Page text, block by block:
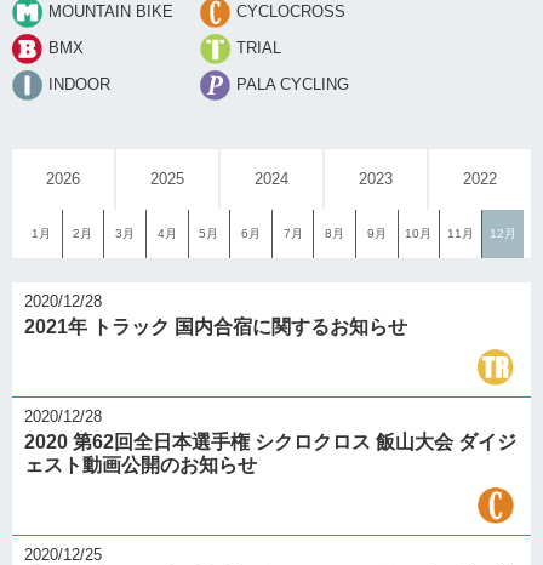
MOUNTAIN BIKE
CYCLOCROSS
BMX
TRIAL
INDOOR
PALA CYCLING
2026 2025 2024 2023 2022
1月 2月 3月 4月 5月 6月 7月 8月 9月 10月 11月 12月
2020/12/28
2021年 トラック 国内合宿に関するお知らせ
2020/12/28
2020 第62回全日本選手権 シクロクロス 飯山大会 ダイジ
ェスト動画公開のお知らせ
2020/12/25